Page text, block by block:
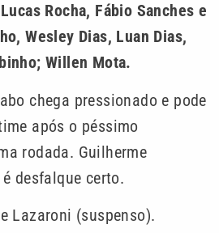
Rocha, Fábio Sanches e
Wesley Dias, Luan Dias,
Willen Mota.
chega pressionado e pode
após o péssimo
rodada. Guilherme
desfalque certo.
Lazaroni (suspenso).